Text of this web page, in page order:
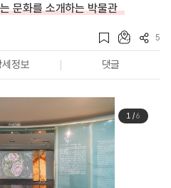
문화를 소개하는 박물관
5
세정보 댓글
1/6